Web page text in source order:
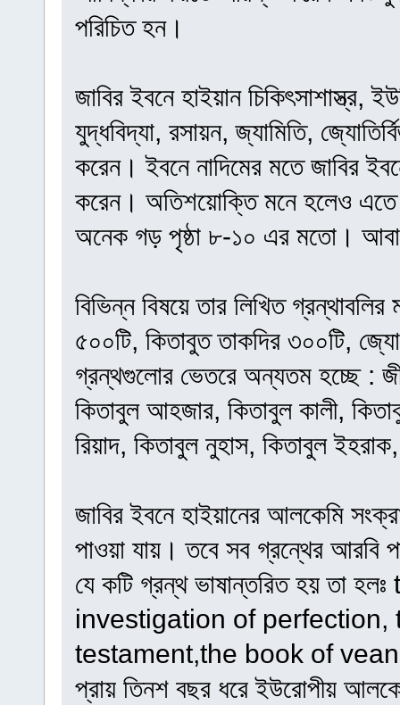
পরিচিত হন।
জাবির ইবনে হাইয়ান
যুদ্ধবিদ্যা, রসায়ন, জ্যামিতি,
করেন। ইবনে নাদিমের মতে জাবির
করেন। অতিশয়োক্তি মনে হলেও এতে
অনেক গড় পৃষ্ঠা ৮-১০ এর মতো।
বিভিন্ন বিষয়ে তার লিখিত
৫০০টি, কিতাবুত তাকদির ৩০০টি,
গ্রন্থগুলোর ভেতরে অন্যতম হচ্ছে :
কিতাবুল আহজার, কিতাবুল কালী,
রিয়াদ, কিতাবুল নুহাস, কিতাবুল
জাবির ইবনে হাইয়ানের আলকেমি
পাওয়া যায়। তবে সব গ্রন্থের আরবি
যে কটি গ্রন্থ ভাষান্তরিত হয়
investigation of
testament,the book of veance
প্রায় তিনশ বছর ধরে ইউরোপীয়